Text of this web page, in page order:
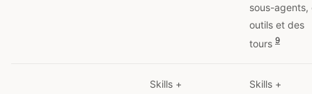
sous-agents,
outils et des
tours 9
Skills +
Skills +